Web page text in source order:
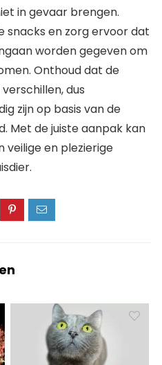
in gevaar brengen.
snacks en zorg ervoor dat
worden gegeven om
Onthoud dat de
dus
zijn op basis van de
Met de juiste aanpak kan
veilige en plezierige